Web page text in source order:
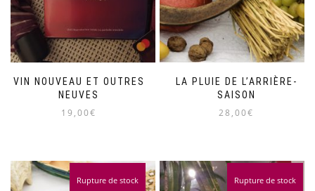
VIN NOUVEAU ET OUTRES
NEUVES
19,00€
LA PLUIE DE L’ARRIÈRE-
SAISON
28,00€
Rupture de stock Rupture de stock